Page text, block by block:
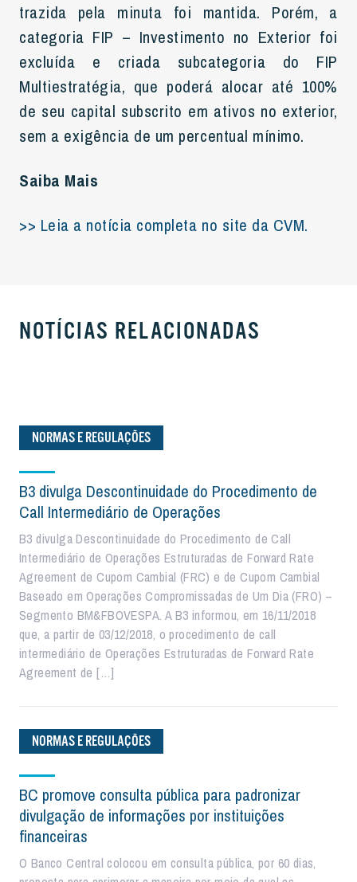
trazida pela minuta foi mantida. Porém, a
categoria FIP – Investimento no Exterior foi
excluída e criada subcategoria do FIP
Multiestratégia, que poderá alocar até 100%
de seu capital subscrito em ativos no exterior,
sem a exigência de um percentual mínimo.
Saiba Mais
>> Leia a notícia completa no site da CVM.
NOTÍCIAS RELACIONADAS
NORMAS E REGULAÇÕES
B3 divulga Descontinuidade do Procedimento de
Call Intermediário de Operações
B3 divulga Descontinuidade do Procedimento de Call
Intermediário de Operações Estruturadas de Forward Rate
Agreement de Cupom Cambial (FRC) e de Cupom Cambial
Baseado em Operações Compromissadas de Um Dia (FRO) –
Segmento BM&FBOVESPA. A B3 informou, em 16/11/2018
que, a partir de 03/12/2018, o procedimento de call
intermediário de Operações Estruturadas de Forward Rate
Agreement de […]
NORMAS E REGULAÇÕES
BC promove consulta pública para padronizar
divulgação de informações por instituições
financeiras
O Banco Central colocou em consulta pública, por 60 dias,